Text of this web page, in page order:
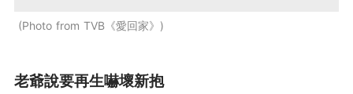
Photo from TVB《愛回家》
老爺說要再生嚇壞新抱